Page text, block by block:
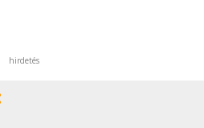
hirdetés